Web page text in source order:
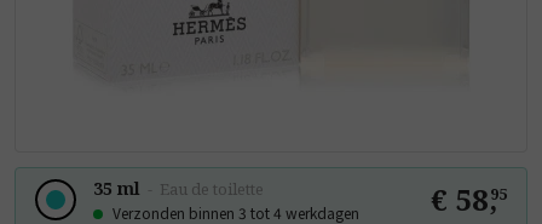
35 ml Eau de toilette
Verzonden binnen 3 tot 4 werkdagen € 58,
95